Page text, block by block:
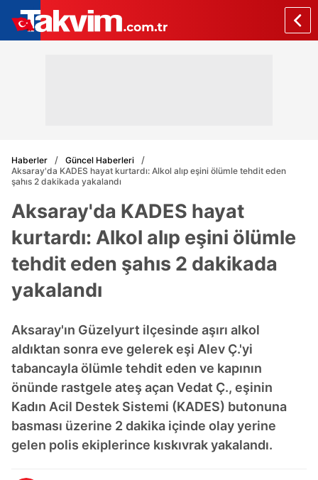
Haberler
Güncel Haberleri
Aksaray'da KADES hayat kurtardı: Alkol alıp eşini ölümle tehdit eden
şahıs 2 dakikada yakalandı
Aksaray'da KADES hayat
kurtardı: Alkol alıp eşini ölümle
tehdit eden şahıs 2 dakikada
yakalandı
Aksaray'ın Güzelyurt ilçesinde aşırı alkol
aldıktan sonra eve gelerek eşi Alev Ç.'yi
tabancayla ölümle tehdit eden ve kapının
önünde rastgele ateş açan Vedat Ç., eşinin
Kadın Acil Destek Sistemi (KADES) butonuna
basması üzerine 2 dakika içinde olay yerine
gelen polis ekiplerince kıskıvrak yakalandı.